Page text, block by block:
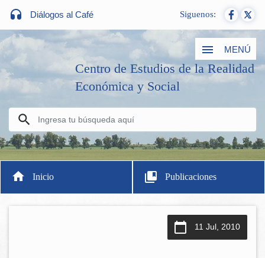
Diálogos al Café Siguenos:
MENÚ
Centro de Estudios de la Realidad
Económica y Social
Inicio Publicaciones
11 Jul, 2010